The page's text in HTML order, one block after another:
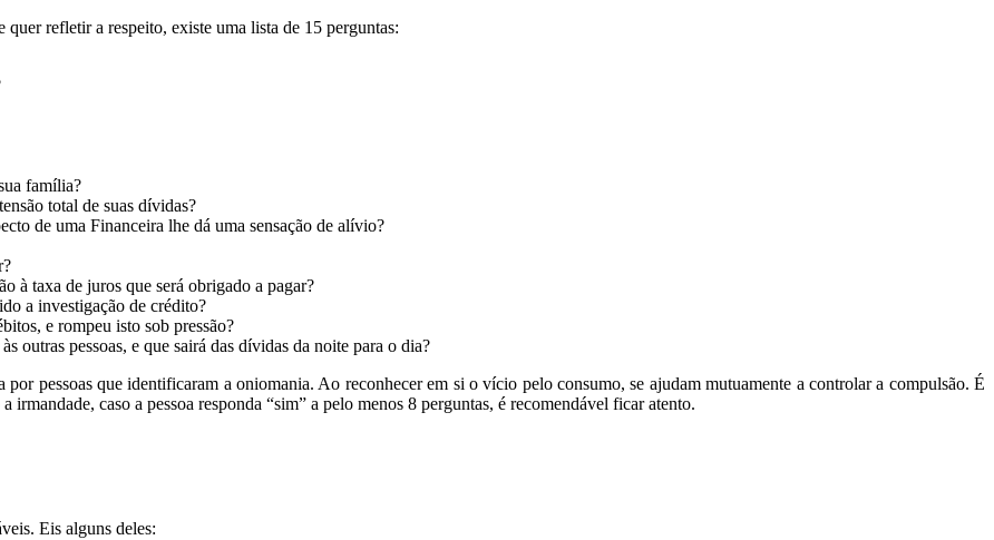
quer refletir a respeito, existe uma lista de 15 perguntas:
família?
total de suas dívidas?
de uma Financeira lhe dá uma sensação de alívio?
à taxa de juros que será obrigado a pagar?
a investigação de crédito?
e rompeu isto sob pressão?
outras pessoas, e que sairá das dívidas da noite para o dia?
pessoas que identificaram a oniomania. Ao reconhecer em si o vício pelo consumo, se ajudam mutuamente a controlar a compulsão. É
caso a pessoa responda “sim” a pelo menos 8 perguntas, é recomendável ficar atento.
Eis alguns deles: